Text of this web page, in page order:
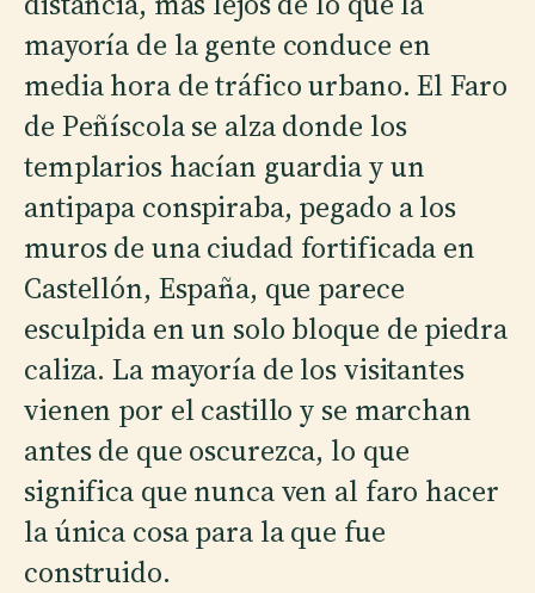
mayoría de la gente conduce en
media hora de tráfico urbano. El Faro
de Peñíscola se alza donde los
templarios hacían guardia y un
antipapa conspiraba, pegado a los
muros de una ciudad fortificada en
Castellón, España, que parece
esculpida en un solo bloque de piedra
caliza. La mayoría de los visitantes
vienen por el castillo y se marchan
antes de que oscurezca, lo que
significa que nunca ven al faro hacer
la única cosa para la que fue
construido.